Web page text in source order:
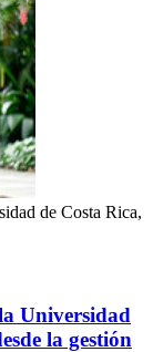
de Costa Rica,
Universidad
la gestión